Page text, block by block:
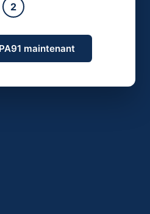
2
maintenant